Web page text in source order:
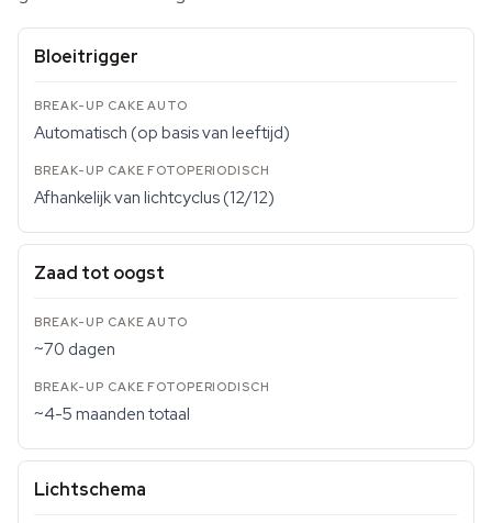
Bloeitrigger
Automatisch (op basis van leeftijd)
Afhankelijk van lichtcyclus (12/12)
Zaad tot oogst
~70 dagen
~4-5 maanden totaal
Lichtschema